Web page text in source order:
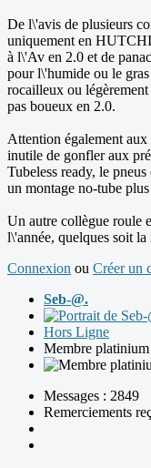
De l\'avis de plusieurs
uniquement en
à l\'Av en 2.0 et de
pour l\'humide ou le
rocailleux ou
pas boueux en 2.0.
Attention également aux
inutile de gonfler aux
Tubeless ready, le
un montage no-tube
Un autre collègue
l\'année, quelques soit
Connexion ou Créer un
Seb-@.
Hors Ligne
Membre platinium
Messages : 2849
Remerciements